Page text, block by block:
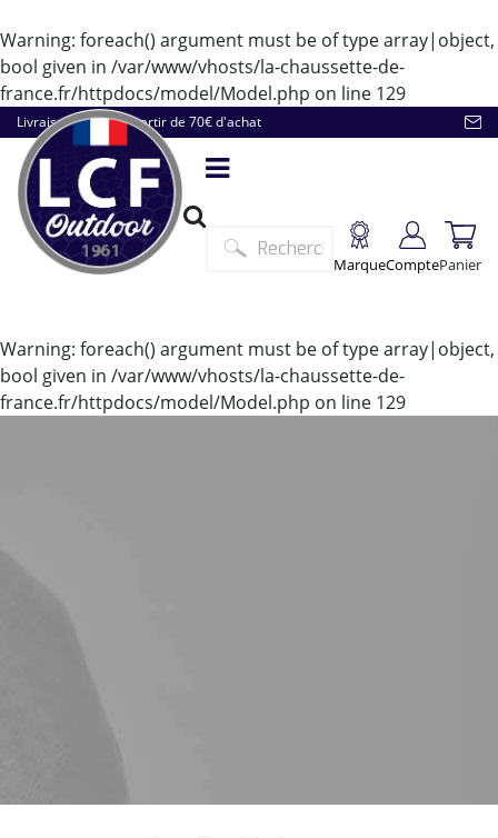
Warning: foreach() argument must be of type array|object,
bool given in /var/www/vhosts/la-chaussette-de-
france.fr/httpdocs/model/Model.php on line 129
Livraison offerte à partir de 70€ d'achat
MarqueComptePanier
Warning: foreach() argument must be of type array|object,
bool given in /var/www/vhosts/la-chaussette-de-
france.fr/httpdocs/model/Model.php on line 129